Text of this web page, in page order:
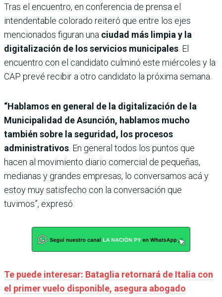
Tras el encuentro, en conferencia de prensa el
intendentable colorado reiteró que entre los ejes
mencionados figuran una ciudad más limpia y la
digitalización de los servicios municipales . El
encuentro con el candidato culminó este miércoles y la
CAP prevé recibir a otro candidato la próxima semana.
“Hablamos en general de la digitalización de la
Municipalidad de Asunción, hablamos mucho
también sobre la seguridad, los procesos
administrativos . En general todos los puntos que
hacen al movimiento diario comercial de pequeñas,
medianas y grandes empresas, lo conversamos acá y
estoy muy satisfecho con la conversación que
tuvimos”, expresó.
Te puede interesar: Bataglia retornará de Italia con
el primer vuelo disponible, asegura abogado